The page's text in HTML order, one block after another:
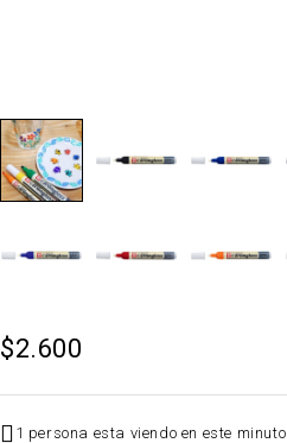
$2.600
1 persona esta viendo en este minuto